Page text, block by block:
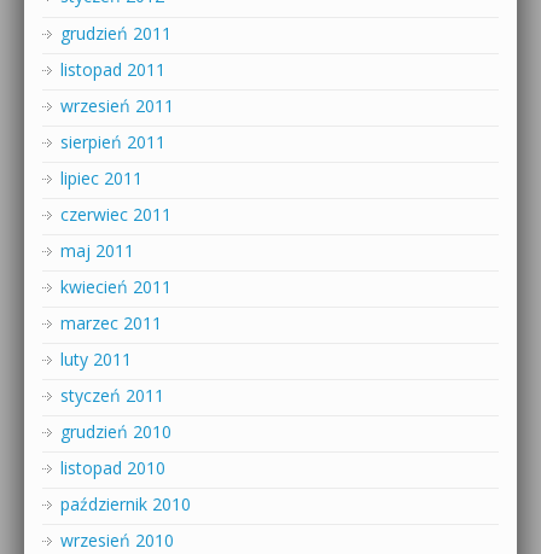
grudzień 2011
listopad 2011
wrzesień 2011
sierpień 2011
lipiec 2011
czerwiec 2011
maj 2011
kwiecień 2011
marzec 2011
luty 2011
styczeń 2011
grudzień 2010
listopad 2010
październik 2010
wrzesień 2010